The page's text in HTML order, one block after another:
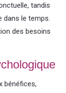
tandis
dans le temps.
des besoins
bénéfices,